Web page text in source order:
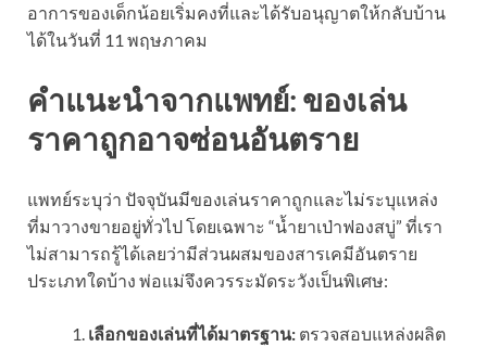
อาการของเด็กน้อยเริ่มคงที่และได้รับอนุญาตให้กลับบ้าน
ได้ในวันที่ 11 พฤษภาคม
คำแนะนำจากแพทย์: ของเล่น
ราคาถูกอาจซ่อนอันตราย
แพทย์ระบุว่า ปัจจุบันมีของเล่นราคาถูกและไม่ระบุแหล่ง
ที่มาวางขายอยู่ทั่วไป โดยเฉพาะ “น้ำยาเป่าฟองสบู่” ที่เรา
ไม่สามารถรู้ได้เลยว่ามีส่วนผสมของสารเคมีอันตราย
ประเภทใดบ้าง พ่อแม่จึงควรระมัดระวังเป็นพิเศษ:
เลือกของเล่นที่ได้มาตรฐาน: ตรวจสอบแหล่งผลิต